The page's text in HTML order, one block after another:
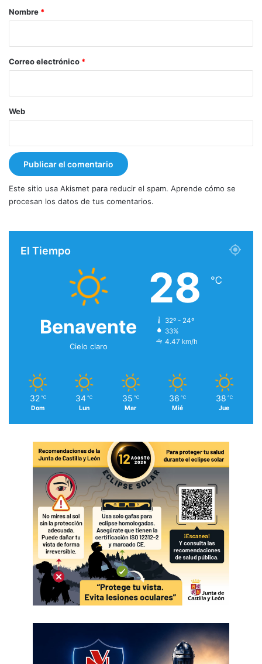
r
*
Nombre *
Correo electrónico *
Web
Este sitio usa Akismet para reducir el spam. Aprende cómo se
procesan los datos de tus comentarios.
El Tiempo
Benavente
Cielo claro
28 ℃
32º - 24º
33%
4.47 km/h
32 ℃
Dom
34 ℃
Lun
35 ℃
Mar
36 ℃
Mié
38 ℃
Jue